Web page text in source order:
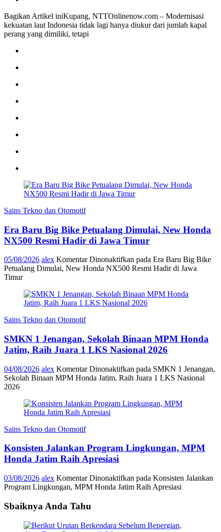
Bagikan Artikel iniKupang, NTTOnlinenow.com – Modernisasi
kekuatan laut Indonesia tidak lagi hanya diukur dari jumlah kapal
perang yang dimiliki, tetapi
Sains Tekno dan Otomotif
Era Baru Big Bike Petualang Dimulai, New Honda
NX500 Resmi Hadir di Jawa Timur
05/08/2026 alex Komentar Dinonaktifkan pada Era Baru Big Bike
Petualang Dimulai, New Honda NX500 Resmi Hadir di Jawa
Timur
Sains Tekno dan Otomotif
SMKN 1 Jenangan, Sekolah Binaan MPM Honda
Jatim, Raih Juara 1 LKS Nasional 2026
04/08/2026 alex Komentar Dinonaktifkan pada SMKN 1 Jenangan,
Sekolah Binaan MPM Honda Jatim, Raih Juara 1 LKS Nasional
2026
Sains Tekno dan Otomotif
Konsisten Jalankan Program Lingkungan, MPM
Honda Jatim Raih Apresiasi
03/08/2026 alex Komentar Dinonaktifkan pada Konsisten Jalankan
Program Lingkungan, MPM Honda Jatim Raih Apresiasi
Sbaiknya Anda Tahu